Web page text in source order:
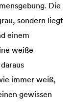
Die
sondern liegt
einem
weiße
immer weiß,
gewissen